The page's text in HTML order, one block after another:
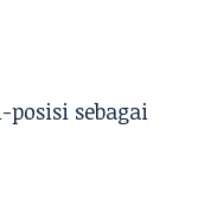
sebagai